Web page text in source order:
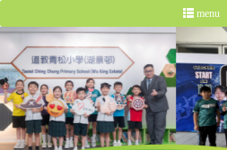
menu